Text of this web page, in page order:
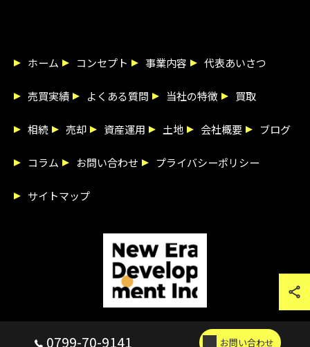
0799-70-9141 お問い合わせ
ホーム コンセプト 事業内容 代表あいさつ
売買実績 よくある質問 当社の特徴 買取
相続 売却 資産運用 土地 会社概要 ブログ
コラム お問い合わせ プライバシーポリシー
サイトマップ
© 2026 兵庫県淡路市の不動産売買なら新時代開発株式会社 ALL RIGHTS